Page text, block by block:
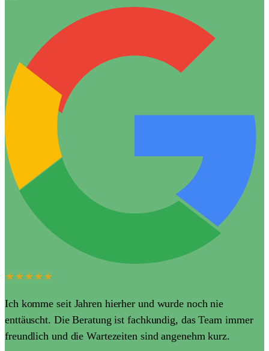
★★★★★
Ich komme seit Jahren hierher und wurde noch nie
enttäuscht. Die Beratung ist fachkundig, das Team immer
freundlich und die Wartezeiten sind angenehm kurz.